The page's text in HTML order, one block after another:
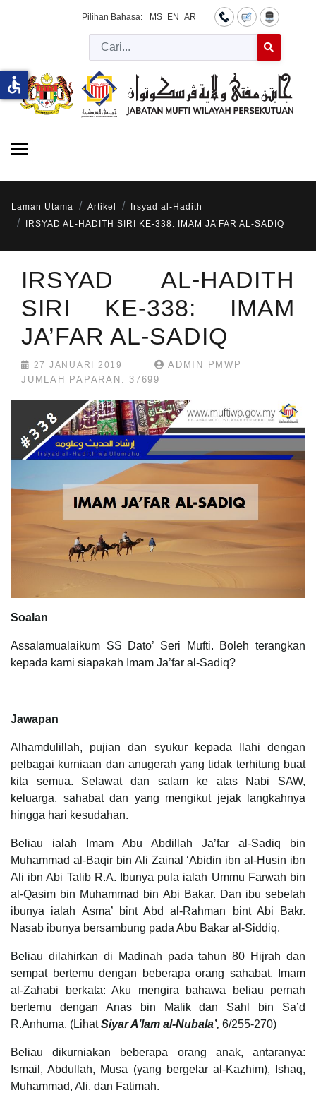
Pilihan Bahasa: MS EN AR
Cari
Laman Utama Artikel
Irsyad al-Hadith
IRSYAD AL-HADITH SIRI KE-338: IMAM JA’FAR AL-SADIQ
IRSYAD AL-HADITH
SIRI KE-338: IMAM
JA’FAR AL-SADIQ
27 JANUARI 2019
ADMIN PMWP
JUMLAH PAPARAN: 37699
Soalan
Assalamualaikum SS Dato’ Seri Mufti. Boleh terangkan
kepada kami siapakah Imam Ja’far al-Sadiq?
Jawapan
Alhamdulillah, pujian dan syukur kepada Ilahi dengan
pelbagai kurniaan dan anugerah yang tidak terhitung buat
kita semua. Selawat dan salam ke atas Nabi SAW,
keluarga, sahabat dan yang mengikut jejak langkahnya
hingga hari kesudahan.
Beliau ialah Imam Abu Abdillah Ja’far al-Sadiq bin
Muhammad al-Baqir bin Ali Zainal ‘Abidin ibn al-Husin ibn
Ali ibn Abi Talib R.A. Ibunya pula ialah Ummu Farwah bin
al-Qasim bin Muhammad bin Abi Bakar. Dan ibu sebelah
ibunya ialah Asma’ bint Abd al-Rahman bint Abi Bakr.
Nasab ibunya bersambung pada Abu Bakar al-Siddiq.
Beliau dilahirkan di Madinah pada tahun 80 Hijrah dan
sempat bertemu dengan beberapa orang sahabat. Imam
al-Zahabi berkata: Aku mengira bahawa beliau pernah
bertemu dengan Anas bin Malik dan Sahl bin Sa’d
R.Anhuma. (LihatSiyar A’lam al-Nubala’, 6/255-270)
Beliau dikurniakan beberapa orang anak, antaranya:
Ismail, Abdullah, Musa (yang bergelar al-Kazhim), Ishaq,
Muhammad, Ali, dan Fatimah.
accessible